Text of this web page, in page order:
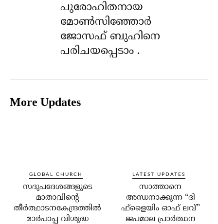
പുരോഹിതനായ
മോൺസിഞ്ഞോർ
ജോസഫ് ബുഹിനെ
പരിചയപ്പെടാം .
More Updates
GLOBAL CHURCH
സദുപദേശങ്ങളുടെ
മാതാവിന്റെ
തീര്‍ത്ഥാടനകേന്ദ്രത്തില്‍
മാര്‍പാപ്പ വിശുദ്ധ
LATEST UPDATES
സാത്താനെ
അന്ധനാക്കുന്ന “ദി
ഫ്‌ളൈയിം ഓഫ് ലവ്”
ജപമാല പ്രാർത്ഥന